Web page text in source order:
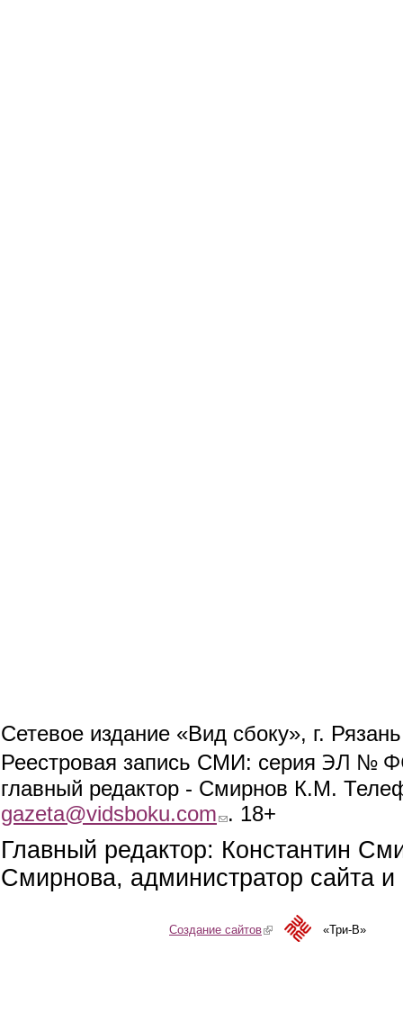
Сетевое издание «Вид сбоку», г.
Реестровая запись СМИ: серия ЭЛ №
главный редактор - Смирнов К.М.
gazeta@vidsboku.com (link sends e-mail)
. 18+
Главный редактор: Константин
Смирнова, администратор сайта
Создание сайтов(link is external)«Три-В»